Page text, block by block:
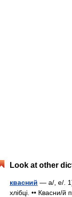
Look at other
квасний — а/, е/.
хлібці. •• Квасни/й